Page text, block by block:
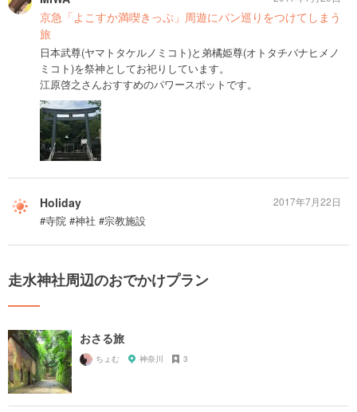
京急「よこすか満喫きっぷ」周遊にパン巡りをつけてしまう
旅
日本武尊(ヤマトタケルノミコト)と弟橘姫尊(オトタチバナヒメノ
ミコト)を祭神としてお祀りしています。
江原啓之さんおすすめのパワースポットです。
Holiday
#寺院 #神社 #宗教施設
2017年7月22日
走水神社周辺のおでかけプラン
おさる旅
ちょむ 神奈川 3